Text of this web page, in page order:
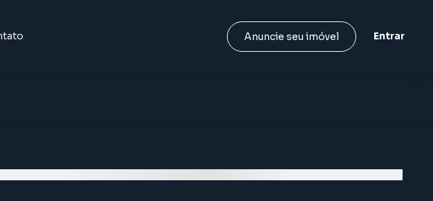
Anuncie seu imóvel Entrar